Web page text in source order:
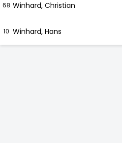
68 Winhard, Christian
10 Winhard, Hans